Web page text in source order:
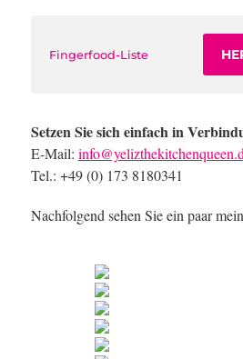
Fingerfood-Liste
Setzen Sie sich einfach in
E-Mail:
Tel.: +49 (0) 173 8180341
Nachfolgend sehen Sie ein paar